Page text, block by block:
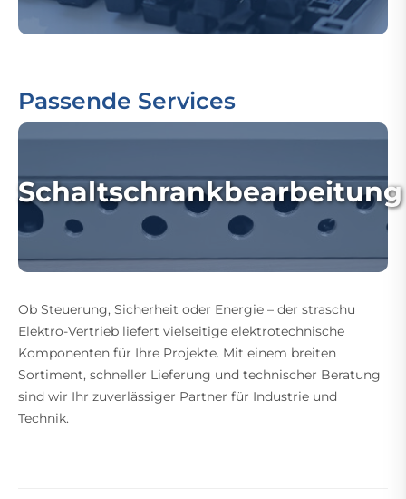
Passende Services
Schaltschrankbearbeitung
Ob Steuerung, Sicherheit oder Energie – der straschu
Elektro-Vertrieb liefert vielseitige elektrotechnische
Komponenten für Ihre Projekte. Mit einem breiten
Sortiment, schneller Lieferung und technischer Beratung
sind wir Ihr zuverlässiger Partner für Industrie und
Technik.